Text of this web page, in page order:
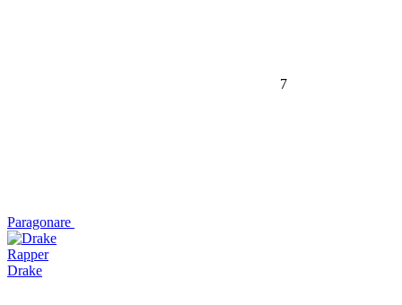
7
Paragonare
Rapper
Drake